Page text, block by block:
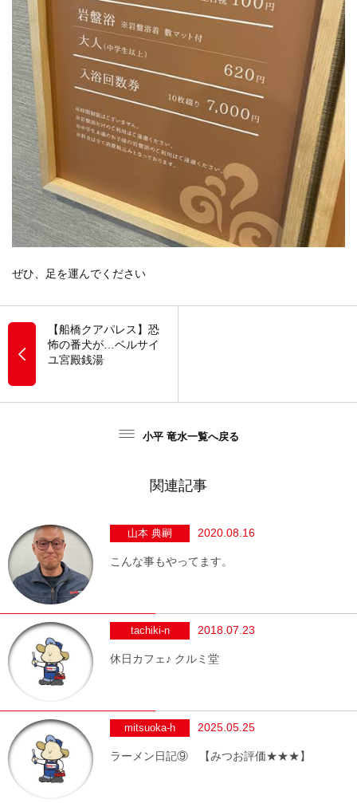
ぜひ、足を運んでください
【船橋クアパレス】恐
怖の番犬が…ベルサイ
ユ宮殿銭湯
小平 竜水一覧へ戻る
関連記事
山本 典嗣 2020.08.16
こんな事もやってます。
tachiki-n 2018.07.23
休日カフェ♪ クルミ堂
mitsuoka-h 2025.05.25
ラーメン日記⑨ 【みつお評価★★★】